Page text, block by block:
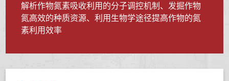
解析作物氮素吸收利用的分子调控机制、发掘作物
氮高效的种质资源、利用生物学途径提高作物的氮
素利用效率